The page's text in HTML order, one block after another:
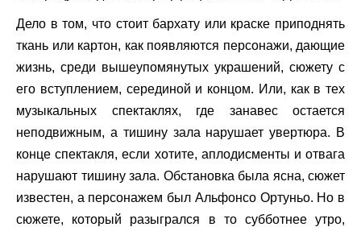
Дело в том, что стоит бархату или краске приподнять
ткань или картон, как появляются персонажи, дающие
жизнь, среди вышеупомянутых украшений, сюжету с
его вступлением, серединой и концом. Или, как в тех
музыкальных спектаклях, где занавес остается
неподвижным, а тишину зала нарушает увертюра. В
конце спектакля, если хотите, аплодисменты и отвага
нарушают тишину зала. Обстановка была ясна, сюжет
известен, а персонажем был Альфонсо Ортуньо. Но в
сюжете, который разыгрался в то субботнее утро,